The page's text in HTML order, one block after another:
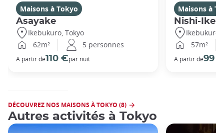
Maisons à Tokyo
Asayake
Ikebukuro, Tokyo
62m²
5 personnes
A partir de110 €par nuit
Maisons à
Nishi-
Ikebukuro,
57m²
A partir de99 €
DÉCOUVREZ NOS MAISONS À TOKYO (8)
Autres activités à Tokyo